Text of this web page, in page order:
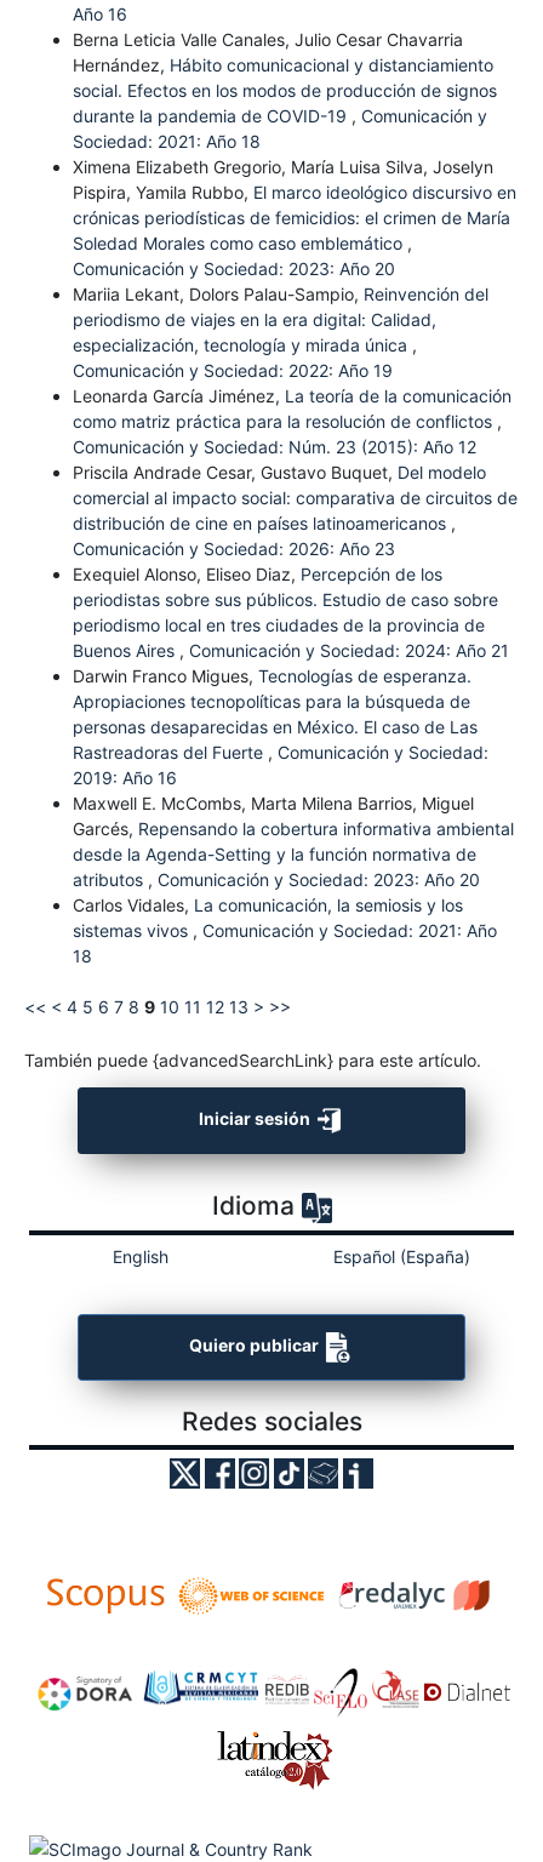
Año 16
Berna Leticia Valle Canales, Julio Cesar Chavarria
Hernández, Hábito comunicacional y distanciamiento
social. Efectos en los modos de producción de signos
durante la pandemia de COVID-19 , Comunicación y
Sociedad: 2021: Año 18
Ximena Elizabeth Gregorio, María Luisa Silva, Joselyn
Pispira, Yamila Rubbo, El marco ideológico discursivo en
crónicas periodísticas de femicidios: el crimen de María
Soledad Morales como caso emblemático ,
Comunicación y Sociedad: 2023: Año 20
Mariia Lekant, Dolors Palau-Sampio, Reinvención del
periodismo de viajes en la era digital: Calidad,
especialización, tecnología y mirada única ,
Comunicación y Sociedad: 2022: Año 19
Leonarda García Jiménez, La teoría de la comunicación
como matriz práctica para la resolución de conflictos ,
Comunicación y Sociedad: Núm. 23 (2015): Año 12
Priscila Andrade Cesar, Gustavo Buquet, Del modelo
comercial al impacto social: comparativa de circuitos de
distribución de cine en países latinoamericanos ,
Comunicación y Sociedad: 2026: Año 23
Exequiel Alonso, Eliseo Diaz, Percepción de los
periodistas sobre sus públicos. Estudio de caso sobre
periodismo local en tres ciudades de la provincia de
Buenos Aires , Comunicación y Sociedad: 2024: Año 21
Darwin Franco Migues, Tecnologías de esperanza.
Apropiaciones tecnopolíticas para la búsqueda de
personas desaparecidas en México. El caso de Las
Rastreadoras del Fuerte , Comunicación y Sociedad:
2019: Año 16
Maxwell E. McCombs, Marta Milena Barrios, Miguel
Garcés, Repensando la cobertura informativa ambiental
desde la Agenda-Setting y la función normativa de
atributos , Comunicación y Sociedad: 2023: Año 20
Carlos Vidales, La comunicación, la semiosis y los
sistemas vivos , Comunicación y Sociedad: 2021: Año
18
<< < 4 5 6 7 8 9 10 11 12 13 > >>
También puede {advancedSearchLink} para este artículo.
Iniciar sesión
Idioma
English Español (España)
Quiero publicar
Redes sociales